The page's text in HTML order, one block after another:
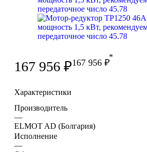
167 956 ₽167 956 ₽
*
Характеристики
Производитель
—
ELMOT AD (Болгария)
Исполнение
—